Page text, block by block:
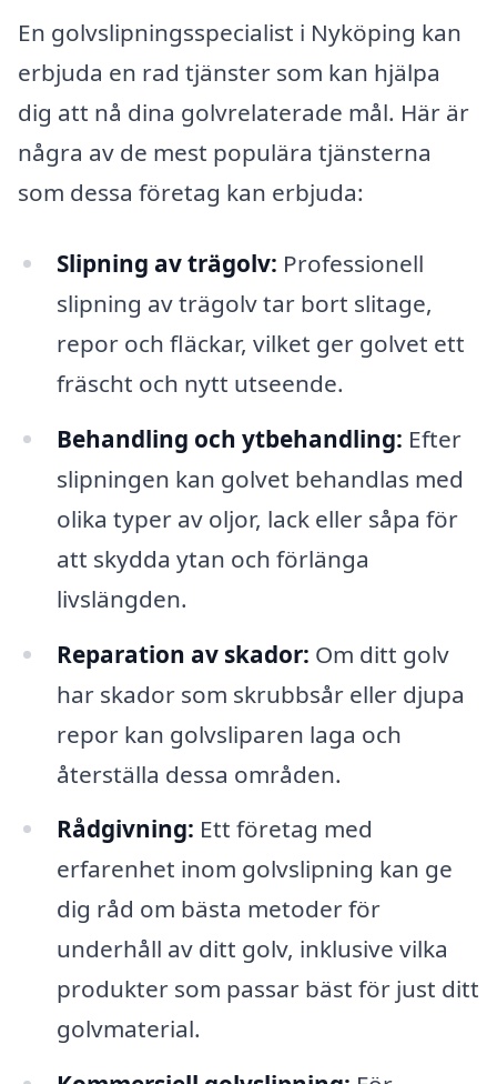
En golvslipningsspecialist i Nyköping kan
erbjuda en rad tjänster som kan hjälpa
dig att nå dina golvrelaterade mål. Här är
några av de mest populära tjänsterna
som dessa företag kan erbjuda:
Slipning av trägolv: Professionell
slipning av trägolv tar bort slitage,
repor och fläckar, vilket ger golvet ett
fräscht och nytt utseende.
Behandling och ytbehandling: Efter
slipningen kan golvet behandlas med
olika typer av oljor, lack eller såpa för
att skydda ytan och förlänga
livslängden.
Reparation av skador: Om ditt golv
har skador som skrubbsår eller djupa
repor kan golvsliparen laga och
återställa dessa områden.
Rådgivning: Ett företag med
erfarenhet inom golvslipning kan ge
dig råd om bästa metoder för
underhåll av ditt golv, inklusive vilka
produkter som passar bäst för just ditt
golvmaterial.